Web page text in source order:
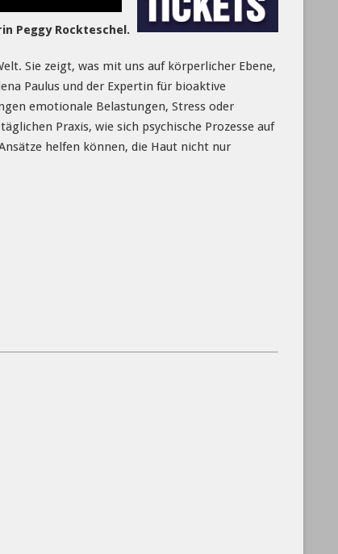
Peggy Rockteschel.
Sie zeigt, was mit uns auf körperlicher Ebene,
Paulus und der Expertin für bioaktive
emotionale Belastungen, Stress oder
Praxis, wie sich psychische Prozesse auf
helfen können, die Haut nicht nur